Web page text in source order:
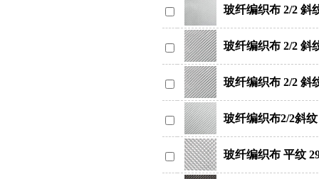
玻纤编织布 2/2 斜
玻纤编织布 2/2 斜
玻纤编织布 2/2 斜
玻纤编织布2/2斜纹
玻纤编织布 平纹